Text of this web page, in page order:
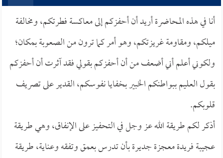
أنا في هذه المحاضرة أريد أن أحفزكم إلى معاكسة فطرتكم، ومخالفة
ميلكم، ومقاومة غريزتكم، وهو أمر كما ترون من الصعوبة بمكان؛
ولكوني أعلم أني أضعف من أن أحفزكم بقولي فقد آثرت أن أحفزكم
بقول العليم ببواطنكم الخبير بخفايا نفوسكم، القدير على تصريف
قلوبكم.
أذكر لكم طريقة الله عز وجل في التحفيز على الإنفاق، وهي طريقة
عجيبة فريدة معجزة جديرة بأن تدرس بعمق وتفقه وعناية، طريقة